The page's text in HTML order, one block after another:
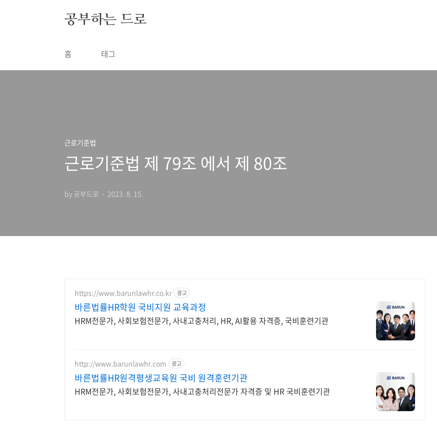
공부하는 드로
홈 태그
근로기준법
근로기준법 제 79조 에서 제 80조
by 공부드로 2023. 8. 15.
https://www.barunlawhr.co.kr 광고
바른법률HR학원 국비지원 교육과정
HRM전문가, 사회보험전문가, 사내고충처리, HR, AI활용 자격증, 국비훈련기관
http://www.barunlawhr.com 광고
바른법률HR원격평생교육원 국비 원격훈련기관
HRM전문가, 사회보험전문가, 사내고충처리전문가 자격증 및 HR 국비훈련기관